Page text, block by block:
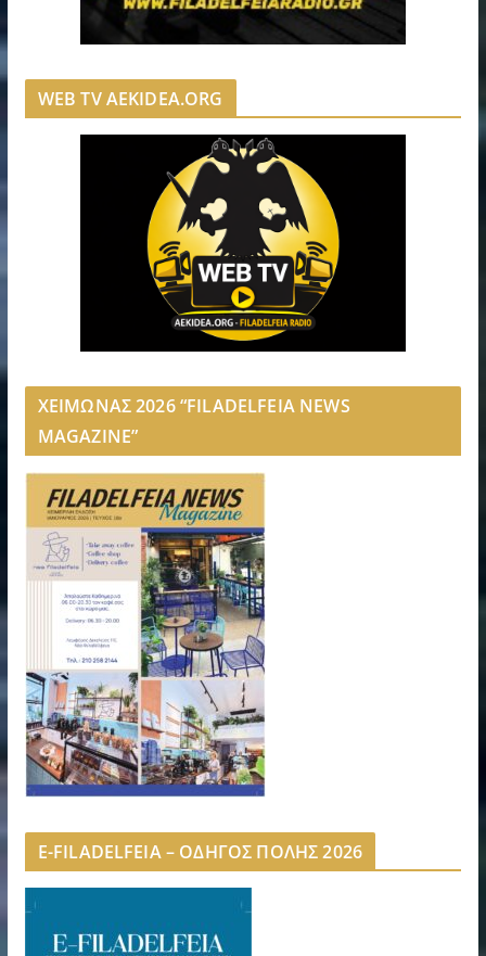
WEB TV AEKIDEA.ORG
ΧΕΙΜΩΝΑΣ 2026 “FILADELFEIA NEWS
MAGAZINE”
E-FILADELFEIA – ΟΔΗΓΟΣ ΠΟΛΗΣ 2026